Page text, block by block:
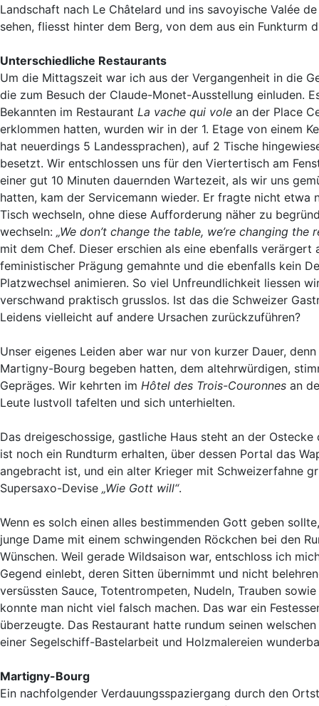
Landschaft nach Le Châtelard und ins savoyische Valée
sehen, fliesst hinter dem Berg, von dem aus ein Funkturm
Unterschiedliche Restaurants
Um die Mittagszeit war ich aus der Vergangenheit in die
die zum Besuch der Claude-Monet-Ausstellung einluden.
Bekannten im Restaurant La vache qui vole an der Place
erklommen hatten, wurden wir in der 1. Etage von einem
hat neuerdings 5 Landessprachen), auf 2 Tische
besetzt. Wir entschlossen uns für den Viertertisch am
einer gut 10 Minuten dauernden Wartezeit, als wir uns
hatten, kam der Servicemann wieder. Er fragte nicht etwa
Tisch wechseln, ohne diese Aufforderung näher zu
wechseln: „We don’t change the table, we’re changing the
mit dem Chef. Dieser erschien als eine ebenfalls
feministischer Prägung gemahnte und die ebenfalls kein
Platzwechsel animieren. So viel Unfreundlichkeit liessen
verschwand praktisch grusslos. Ist das die Schweizer
Leidens vielleicht auf andere Ursachen zurückzuführen?
Unser eigenes Leiden aber war nur von kurzer Dauer,
Martigny-Bourg begeben hatten, dem altehrwürdigen,
Gepräges. Wir kehrten im Hôtel des Trois-Couronnes an
Leute lustvoll tafelten und sich unterhielten.
Das dreigeschossige, gastliche Haus steht an der
ist noch ein Rundturm erhalten, über dessen Portal das
angebracht ist, und ein alter Krieger mit Schweizerfahne
Supersaxo-Devise „Wie Gott will“.
Wenn es solch einen alles bestimmenden Gott geben
junge Dame mit einem schwingenden Röckchen bei den
Wünschen. Weil gerade Wildsaison war, entschloss ich
Gegend einlebt, deren Sitten übernimmt und nicht
versüssten Sauce, Totentrompeten, Nudeln, Trauben
konnte man nicht viel falsch machen. Das war ein
überzeugte. Das Restaurant hatte rundum seinen
einer Segelschiff-Bastelarbeit und Holzmalereien
Martigny-Bourg
Ein nachfolgender Verdauungsspaziergang durch den